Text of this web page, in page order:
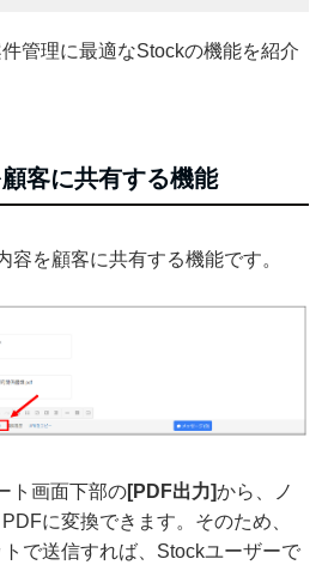
管理に最適なStockの機能を紹介
客に共有する機能
容を顧客に共有する機能です。
ト画面下部の[PDF出力]から、ノ
に変換できます。そのため、
で送信すれば、Stockユーザーで